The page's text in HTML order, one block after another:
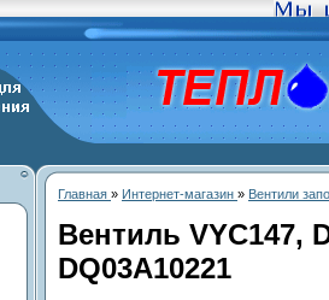
Главная » Интернет-магазин » Вентили
Вентиль VYC147,
DQ03A10221